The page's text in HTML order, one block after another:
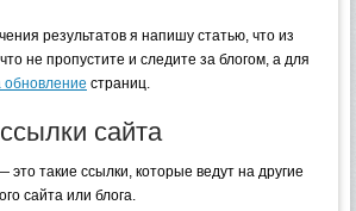
результатов я напишу статью, что из
не пропустите и следите за блогом, а для
страниц.
сайта
это такие ссылки, которые ведут на другие
сайта или блога.